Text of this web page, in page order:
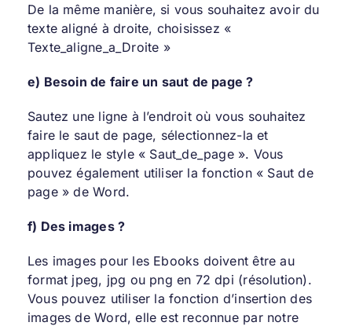
De la même manière, si vous souhaitez avoir du
texte aligné à droite, choisissez «
Texte_aligne_a_Droite »
e) Besoin de faire un saut de page ?
Sautez une ligne à l’endroit où vous souhaitez
faire le saut de page, sélectionnez-la et
appliquez le style « Saut_de_page ». Vous
pouvez également utiliser la fonction « Saut de
page » de Word.
f) Des images ?
Les images pour les Ebooks doivent être au
format jpeg, jpg ou png en 72 dpi (résolution).
Vous pouvez utiliser la fonction d’insertion des
images de Word, elle est reconnue par notre